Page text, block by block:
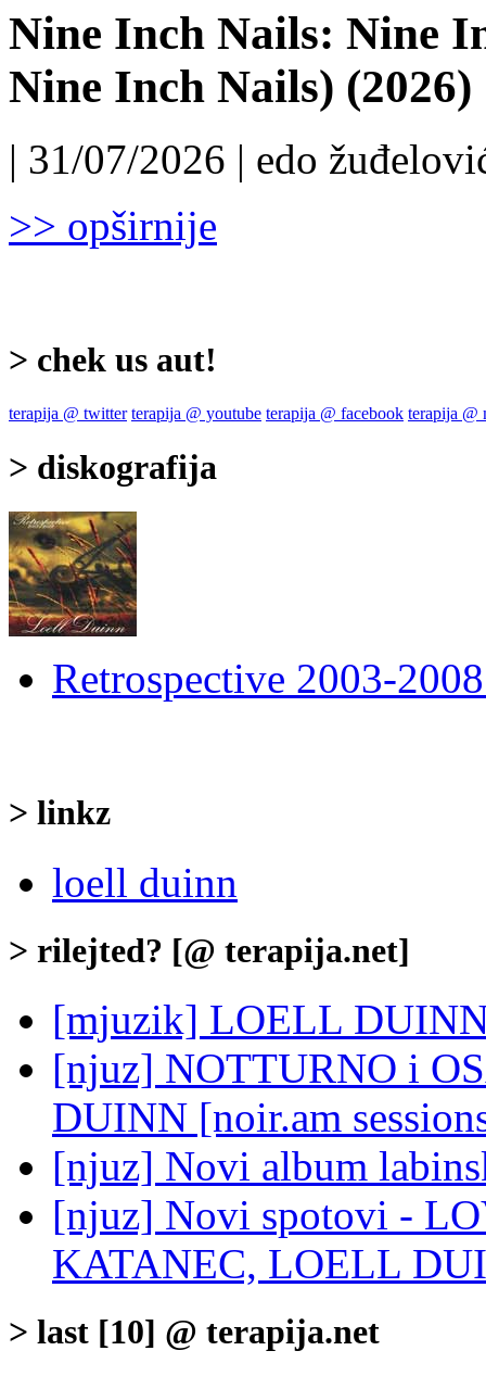
Nine Inch Nails: Nine
Nine Inch Nails) (2026)
| 31/07/2026 | edo
>> opširnije
> chek us aut!
terapija @ twitter terapija @ youtube terapija @ facebook terapija @
> diskografija
Retrospective 2003-
> linkz
loell duinn
> rilejted? [@ terapija.net]
[mjuzik] LOELL
[njuz] NOTTURNO i
DUINN [noir.am
[njuz] Novi album
[njuz] Novi spotovi -
KATANEC, LOELL
> last [10] @ terapija.net